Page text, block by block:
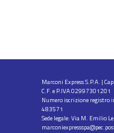
Marconi Express S.P.A. |
C.F. e P.IVA 02997301201
Numero iscrizione registro
483571
Sede legale: Via M. Emilio